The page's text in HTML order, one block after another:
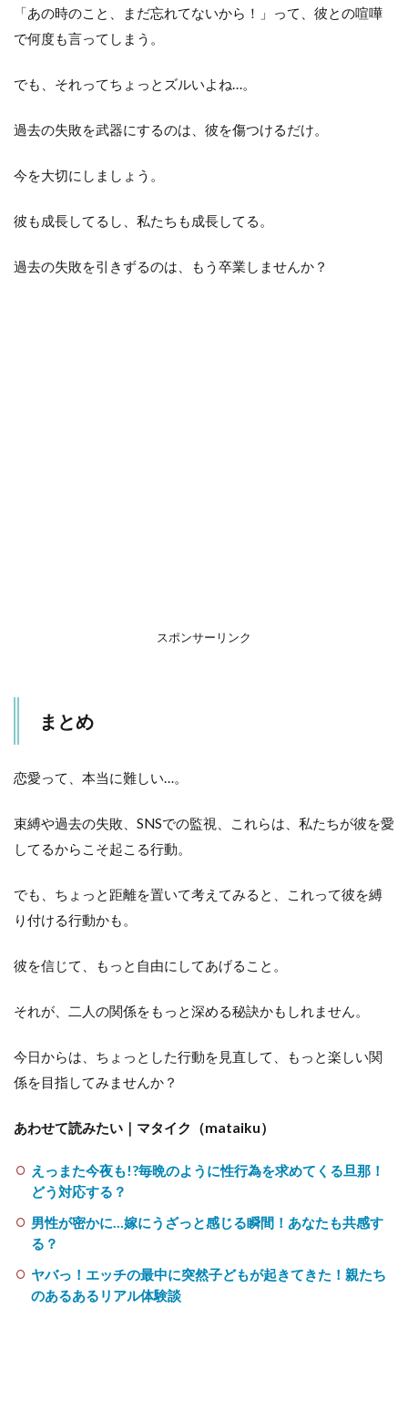
「あの時のこと、まだ忘れてないから！」って、彼との喧嘩
で何度も言ってしまう。
でも、それってちょっとズルいよね…。
過去の失敗を武器にするのは、彼を傷つけるだけ。
今を大切にしましょう。
彼も成長してるし、私たちも成長してる。
過去の失敗を引きずるのは、もう卒業しませんか？
スポンサーリンク
まとめ
恋愛って、本当に難しい…。
束縛や過去の失敗、SNSでの監視、これらは、私たちが彼を愛
してるからこそ起こる行動。
でも、ちょっと距離を置いて考えてみると、これって彼を縛
り付ける行動かも。
彼を信じて、もっと自由にしてあげること。
それが、二人の関係をもっと深める秘訣かもしれません。
今日からは、ちょっとした行動を見直して、もっと楽しい関
係を目指してみませんか？
あわせて読みたい｜マタイク（mataiku）
えっまた今夜も!?毎晩のように性行為を求めてくる旦那！
どう対応する？
男性が密かに…嫁にうざっと感じる瞬間！あなたも共感す
る？
ヤバっ！エッチの最中に突然子どもが起きてきた！親たち
のあるあるリアル体験談